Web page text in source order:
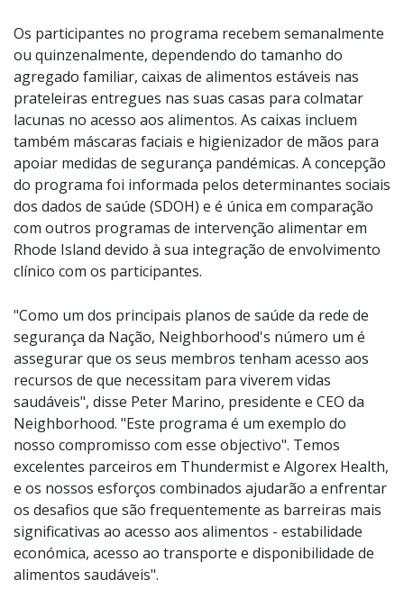
Os participantes no programa recebem semanalmente
ou quinzenalmente, dependendo do tamanho do
agregado familiar, caixas de alimentos estáveis nas
prateleiras entregues nas suas casas para colmatar
lacunas no acesso aos alimentos. As caixas incluem
também máscaras faciais e higienizador de mãos para
apoiar medidas de segurança pandémicas. A concepção
do programa foi informada pelos determinantes sociais
dos dados de saúde (SDOH) e é única em comparação
com outros programas de intervenção alimentar em
Rhode Island devido à sua integração de envolvimento
clínico com os participantes.
"Como um dos principais planos de saúde da rede de
segurança da Nação, Neighborhood's número um é
assegurar que os seus membros tenham acesso aos
recursos de que necessitam para viverem vidas
saudáveis", disse Peter Marino, presidente e CEO da
Neighborhood. "Este programa é um exemplo do
nosso compromisso com esse objectivo". Temos
excelentes parceiros em Thundermist e Algorex Health,
e os nossos esforços combinados ajudarão a enfrentar
os desafios que são frequentemente as barreiras mais
significativas ao acesso aos alimentos - estabilidade
económica, acesso ao transporte e disponibilidade de
alimentos saudáveis".